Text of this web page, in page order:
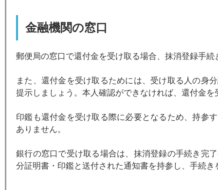
金融機関の窓口
郵便局の窓口で還付金を受け取る場合、抹消登録手
また、還付金を受け取るためには、受け取る人の身
提示しましょう。本人確認ができなければ、還付金
印鑑も還付金を受け取る際に必要となるため、持参
ありません。
銀行の窓口で受け取る場合は、抹消登録の手続き完
分証明書・印鑑と送付された通知書を持参し、手続